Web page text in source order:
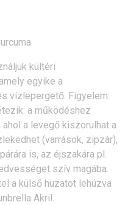
kültéri
egyike a
vízlepergető. Figyelem:
a működéshez
a levegő kiszorulhat a
(varrások, zipzár),
is, az éjszakára pl.
szív magába.
a külső huzatot lehúzva
Akril.